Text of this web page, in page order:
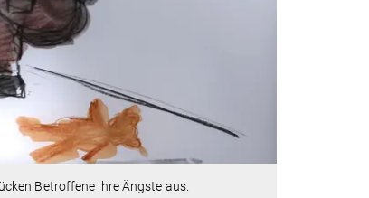
Betroffene ihre Ängste aus.